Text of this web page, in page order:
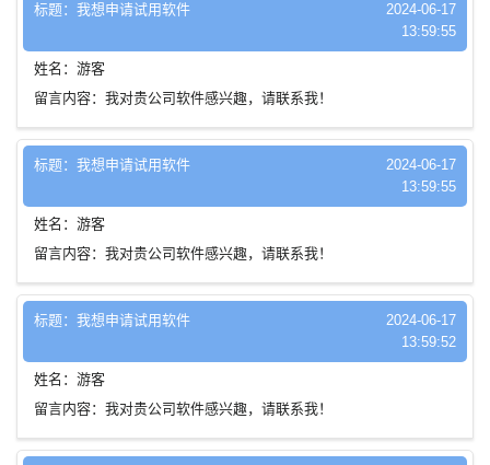
标题：我想申请试用软件
2024-06-17
13:59:55
姓名：游客
留言内容：我对贵公司软件感兴趣，请联系我！
标题：我想申请试用软件
2024-06-17
13:59:55
姓名：游客
留言内容：我对贵公司软件感兴趣，请联系我！
标题：我想申请试用软件
2024-06-17
13:59:52
姓名：游客
留言内容：我对贵公司软件感兴趣，请联系我！